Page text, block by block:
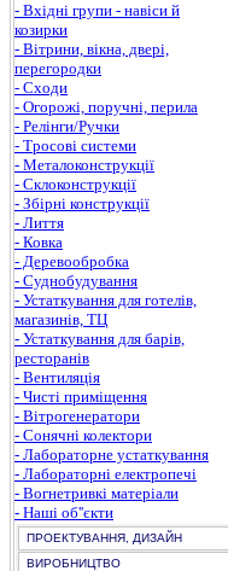
- Вхідні групи - навіси й
козирки
- Вітрини, вікна, двері,
перегородки
- Сходи
- Огорожі, поручні, перила
- Релінги/Ручки
- Тросові системи
- Металоконструкції
- Склоконструкції
- Збірні конструкції
- Лиття
- Ковка
- Деревообробка
- Суднобудування
- Устаткування для готелів,
магазинів, ТЦ
- Устаткування для барів,
ресторанів
- Вентиляція
- Чисті приміщення
- Вітрогенератори
- Сонячні колектори
- Лабораторне устаткування
- Лабораторні електропечі
- Вогнетривкі матеріали
- Наші об''єкти
ПРОЕКТУВАННЯ, ДИЗАЙН
ВИРОБНИЦТВО